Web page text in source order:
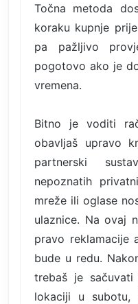
Točna metoda
koraku kupnje
pa pažljivo
pogotovo ako je
vremena.
Bitno je voditi
obavljaš upravo
partnerski
nepoznatih
mreže ili oglase
ulaznice. Na ovaj
pravo reklamacije
bude u redu.
trebaš je
lokaciji u subotu,